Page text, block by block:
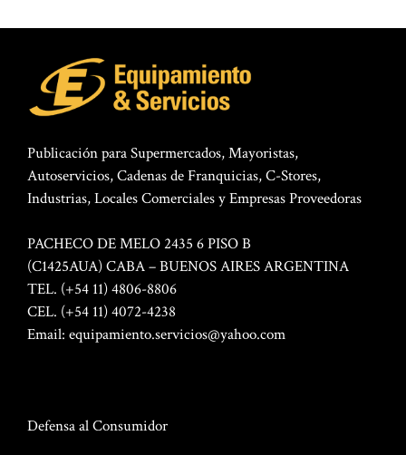
Publicación para Supermercados, Mayoristas,
Autoservicios, Cadenas de Franquicias, C-Stores,
Industrias, Locales Comerciales y Empresas Proveedoras
PACHECO DE MELO 2435 6 PISO B
(C1425AUA) CABA – BUENOS AIRES ARGENTINA
TEL. (+54 11) 4806-8806
CEL. (+54 11) 4072-4238
Email: equipamiento.servicios@yahoo.com
Defensa al Consumidor